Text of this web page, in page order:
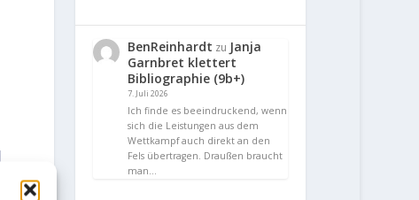
BenReinhardt zu Janja
Garnbret klettert
Bibliographie (9b+)
7. Juli 2026
Ich finde es beeindruckend, wenn
sich die Leistungen aus dem
Wettkampf auch direkt an den
Fels übertragen. Draußen braucht
man…